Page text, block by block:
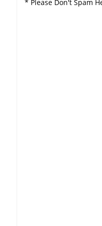
* Please Don't Spam